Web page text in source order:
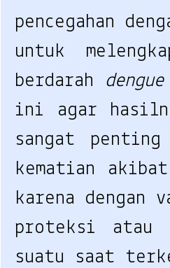
pencegahan
untuk
berdarah
ini agar
sangat penting
kematian
karena dengan
proteksi atau
suatu saat